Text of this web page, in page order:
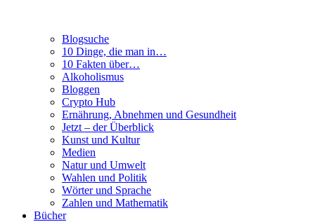
Blogsuche
10 Dinge, die man in…
10 Fakten über…
Alkoholismus
Bloggen
Crypto Hub
Ernährung, Abnehmen und Gesundheit
Jetzt – der Überblick
Kunst und Kultur
Medien
Natur und Umwelt
Wahlen und Politik
Wörter und Sprache
Zahlen und Mathematik
Bücher